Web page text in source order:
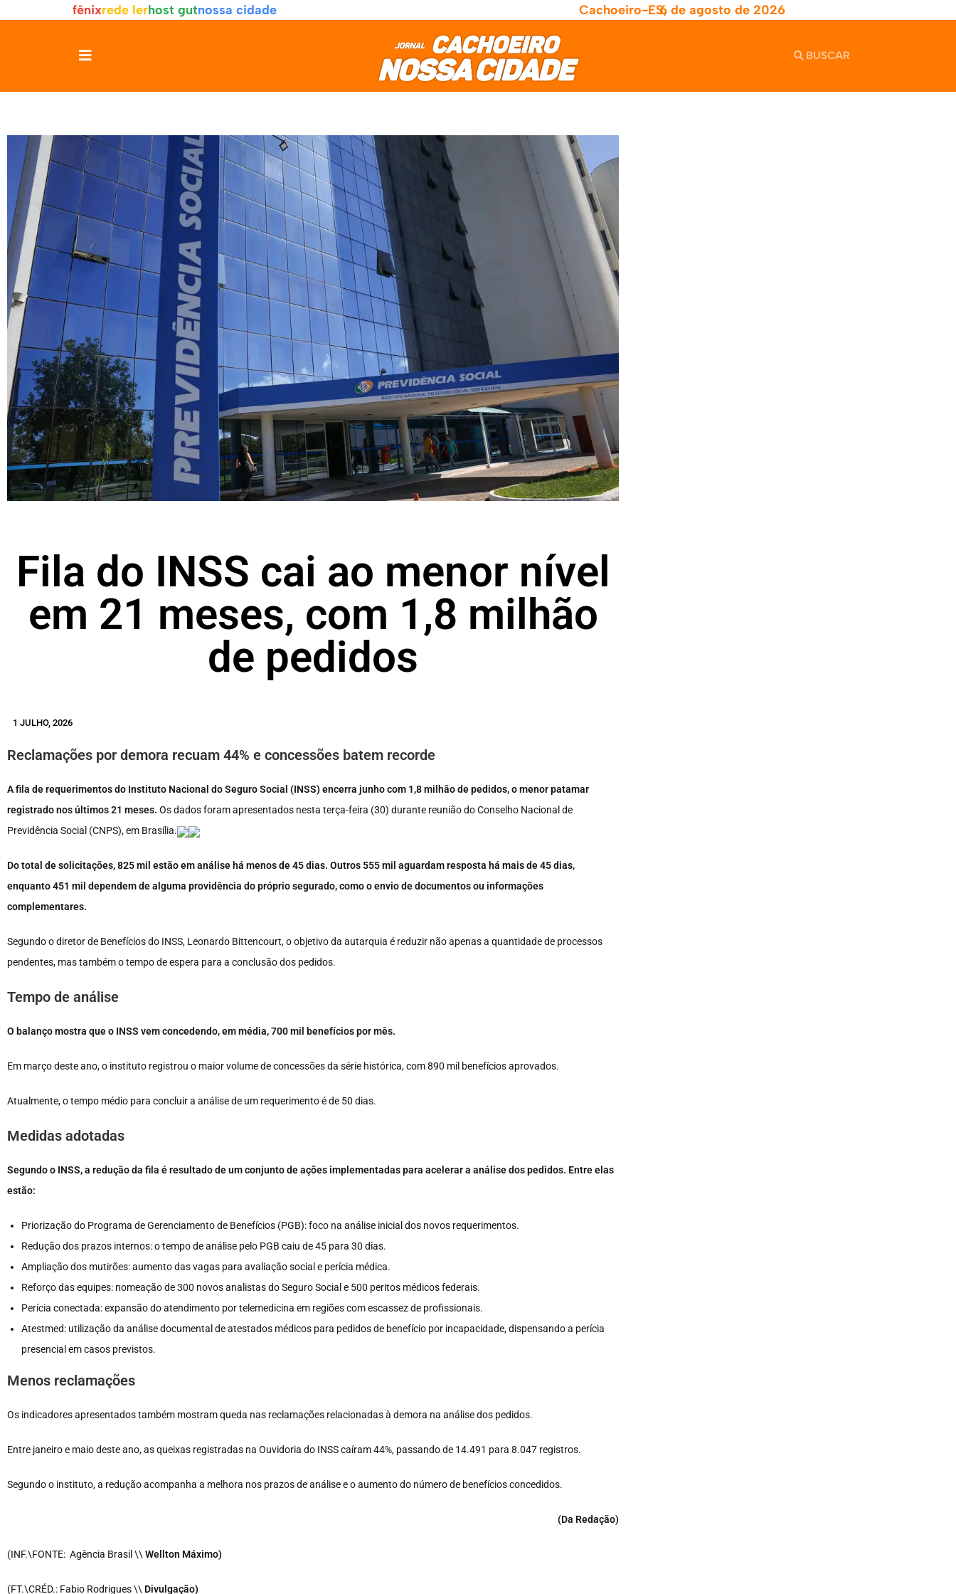
fênixrede lerhost gutnossa cidade Cachoeiro-ES,6 de agosto de 2026
Fila do INSS cai ao menor nível
em 21 meses, com 1,8 milhão
de pedidos
1 JULHO, 2026
Reclamações por demora recuam 44% e concessões batem recorde
A fila de requerimentos do Instituto Nacional do Seguro Social (INSS) encerra junho com 1,8 milhão de pedidos, o menor patamar
registrado nos últimos 21 meses. Os dados foram apresentados nesta terça-feira (30) durante reunião do Conselho Nacional de
Previdência Social (CNPS), em Brasília.
Do total de solicitações, 825 mil estão em análise há menos de 45 dias. Outros 555 mil aguardam resposta há mais de 45 dias,
enquanto 451 mil dependem de alguma providência do próprio segurado, como o envio de documentos ou informações
complementares.
Segundo o diretor de Benefícios do INSS, Leonardo Bittencourt, o objetivo da autarquia é reduzir não apenas a quantidade de processos
pendentes, mas também o tempo de espera para a conclusão dos pedidos.
Tempo de análise
O balanço mostra que o INSS vem concedendo, em média, 700 mil benefícios por mês.
Em março deste ano, o instituto registrou o maior volume de concessões da série histórica, com 890 mil benefícios aprovados.
Atualmente, o tempo médio para concluir a análise de um requerimento é de 50 dias.
Medidas adotadas
Segundo o INSS, a redução da fila é resultado de um conjunto de ações implementadas para acelerar a análise dos pedidos. Entre elas
estão:
Priorização do Programa de Gerenciamento de Benefícios (PGB): foco na análise inicial dos novos requerimentos.
Redução dos prazos internos: o tempo de análise pelo PGB caiu de 45 para 30 dias.
Ampliação dos mutirões: aumento das vagas para avaliação social e perícia médica.
Reforço das equipes: nomeação de 300 novos analistas do Seguro Social e 500 peritos médicos federais.
Perícia conectada: expansão do atendimento por telemedicina em regiões com escassez de profissionais.
Atestmed: utilização da análise documental de atestados médicos para pedidos de benefício por incapacidade, dispensando a perícia
presencial em casos previstos.
Menos reclamações
Os indicadores apresentados também mostram queda nas reclamações relacionadas à demora na análise dos pedidos.
Entre janeiro e maio deste ano, as queixas registradas na Ouvidoria do INSS caíram 44%, passando de 14.491 para 8.047 registros.
Segundo o instituto, a redução acompanha a melhora nos prazos de análise e o aumento do número de benefícios concedidos.
(Da Redação)
(INF.\FONTE: Agência Brasil \\ Wellton Máximo)
(FT.\CRÉD.: Fabio Rodrigues \\ Divulgação)